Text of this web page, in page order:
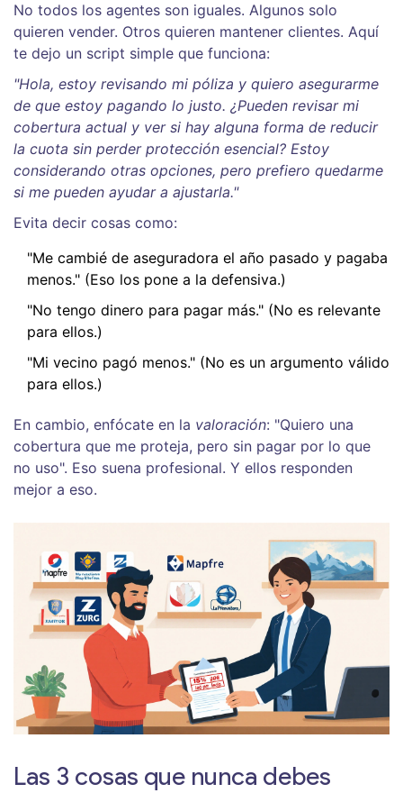
No todos los agentes son iguales. Algunos solo
quieren vender. Otros quieren mantener clientes. Aquí
te dejo un script simple que funciona:
"Hola, estoy revisando mi póliza y quiero asegurarme
de que estoy pagando lo justo. ¿Pueden revisar mi
cobertura actual y ver si hay alguna forma de reducir
la cuota sin perder protección esencial? Estoy
considerando otras opciones, pero prefiero quedarme
si me pueden ayudar a ajustarla."
Evita decir cosas como:
"Me cambié de aseguradora el año pasado y pagaba
menos." (Eso los pone a la defensiva.)
"No tengo dinero para pagar más." (No es relevante
para ellos.)
"Mi vecino pagó menos." (No es un argumento válido
para ellos.)
En cambio, enfócate en la valoración: "Quiero una
cobertura que me proteja, pero sin pagar por lo que
no uso". Eso suena profesional. Y ellos responden
mejor a eso.
Las 3 cosas que nunca debes